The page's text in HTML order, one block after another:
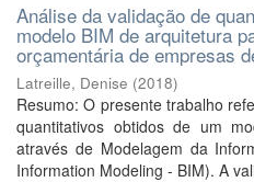
Análise da validação de
modelo BIM de arquitetura
orçamentária de empresas
Latreille, Denise (2018)
Resumo: O presente trabalho
quantitativos obtidos de um
através de Modelagem da
Information Modeling - BIM). A